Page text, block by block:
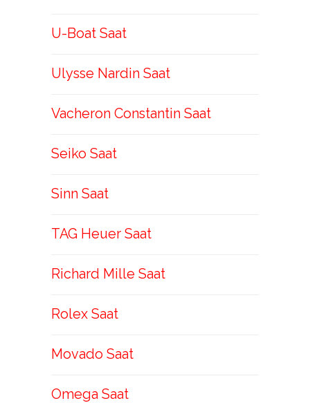
U-Boat Saat
Ulysse Nardin Saat
Vacheron Constantin Saat
Seiko Saat
Sinn Saat
TAG Heuer Saat
Richard Mille Saat
Rolex Saat
Movado Saat
Omega Saat